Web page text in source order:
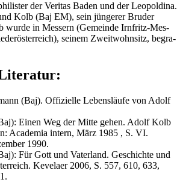
der Ve­ri­tas Baden und der Leo­pol­di­na.
Kolb (Baj EM), sein jün­ge­rer Bru­der
wurde in Mes­sern (Ge­mein­de Irn­fritz-Mes­
sei­nem Zweit­wohn­sitz, be­gra­
(Baj). Offizielle Lebensläufe von Adolf
Einen Weg der Mitte gehen. Adolf Kolb
Academia intern, März 1985 , S. VI.
1990.
Für Gott und Vaterland. Geschichte und
Kevelaer 2006, S. 557, 610, 633,